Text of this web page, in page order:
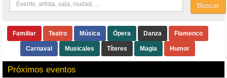
Buscar
Familiar Teatro Música Ópera Danza Flamenco
Carnaval Musicales Títeres Magia Humor
Próximos eventos